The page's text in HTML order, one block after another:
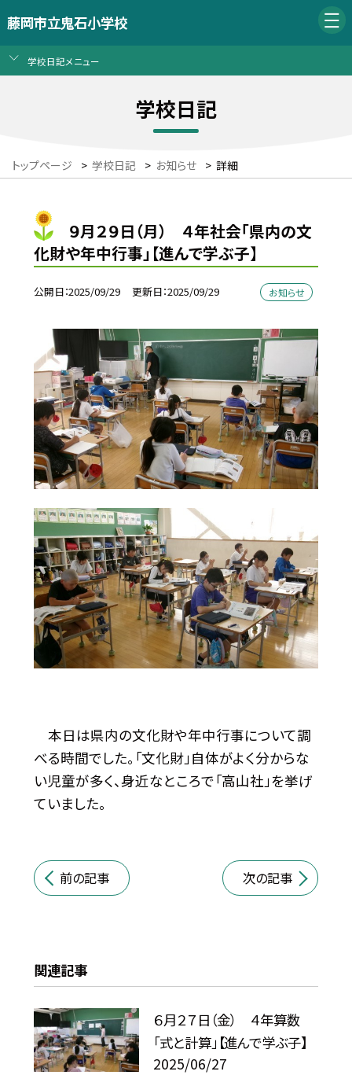
藤岡市立鬼石小学校
学校日記メニュー
学校日記
トップページ > 学校日記 > お知らせ > 詳細
９月２９日（月） ４年社会「県内の文
化財や年中行事」【進んで学ぶ子】
公開日 2025/09/29 更新日 2025/09/29 お知らせ
本日は県内の文化財や年中行事について調
べる時間でした。「文化財」自体がよく分からな
い児童が多く、身近なところで「高山社」を挙げ
ていました。
前の記事 次の記事
関連記事
６月２７日（金） ４年算数
「式と計算」【進んで学ぶ子】
2025/06/27